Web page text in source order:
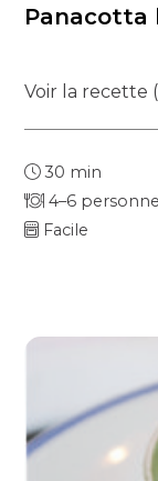
Panacotta
Voir la recette
30 min
4–6
Facile